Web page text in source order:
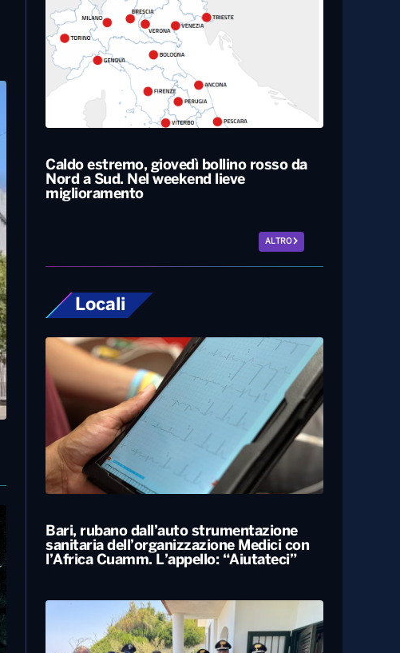
Caldo estremo, giovedì bollino rosso da
Nord a Sud. Nel weekend lieve
miglioramento
ALTRO
Locali
Bari, rubano dall’auto strumentazione
sanitaria dell’organizzazione Medici con
l’Africa Cuamm. L’appello: “Aiutateci”